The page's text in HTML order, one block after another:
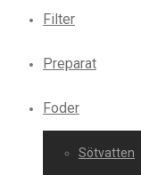
Filter
Preparat
Foder
Sötvatten